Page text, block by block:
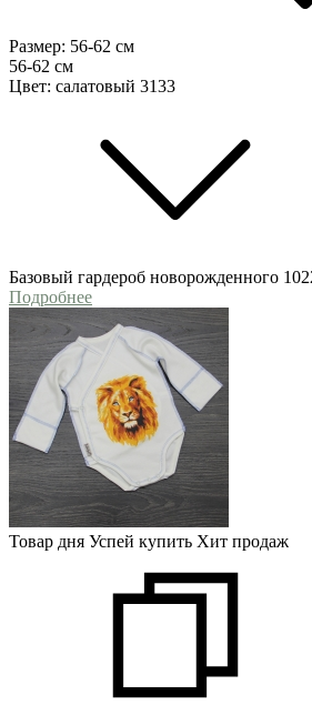
Размер: 56-62 см
56-62 см
Цвет: салатовый 3133
Базовый гардероб новорожденного
Подробнее
Товар дня Успей купить Хит продаж